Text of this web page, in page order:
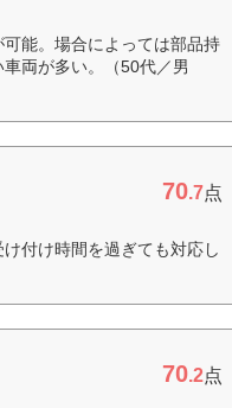
能。場合によっては部品持
両が多い。（50代／男
70.7点
付け時間を過ぎても対応し
70.2点